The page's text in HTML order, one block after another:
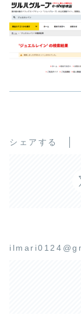
シェアする